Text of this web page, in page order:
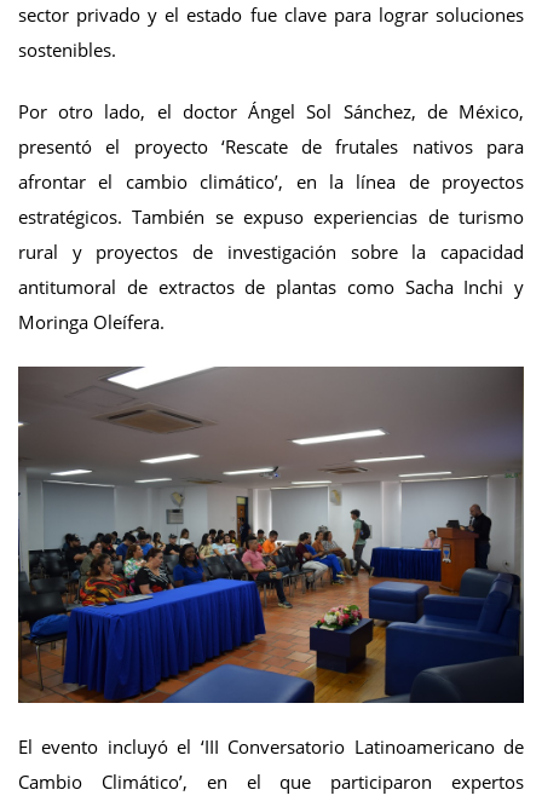
sector privado y el estado fue clave para lograr soluciones
sostenibles.
Por otro lado, el doctor Ángel Sol Sánchez, de México,
presentó el proyecto ‘Rescate de frutales nativos para
afrontar el cambio climático’, en la línea de proyectos
estratégicos. También se expuso experiencias de turismo
rural y proyectos de investigación sobre la capacidad
antitumoral de extractos de plantas como Sacha Inchi y
Moringa Oleífera.
El evento incluyó el ‘III Conversatorio Latinoamericano de
Cambio Climático’, en el que participaron expertos